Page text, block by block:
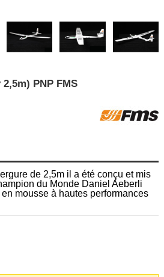
PNP FMS
de 2,5m il a été conçu et mis
du Monde Daniel Aeberli
mousse à hautes performances